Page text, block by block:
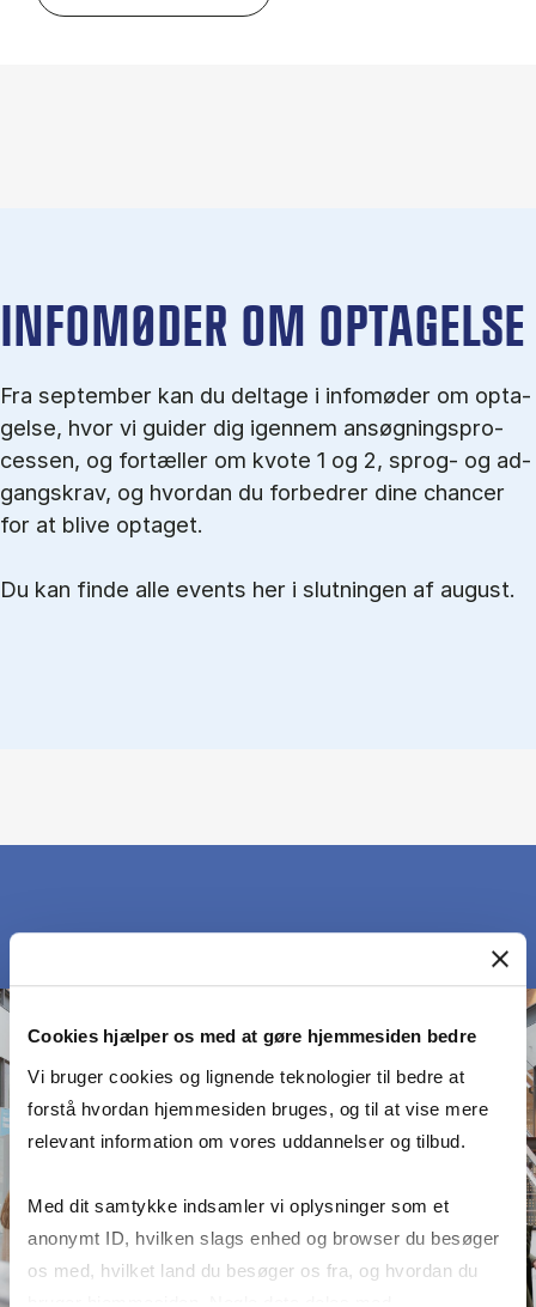
Cookies hjælper os med at gøre hjemmesiden bedre
Vi bruger cookies og lignende teknologier til bedre at
forstå hvordan hjemmesiden bruges, og til at vise mere
relevant information om vores uddannelser og tilbud.
Med dit samtykke indsamler vi oplysninger som et
anonymt ID, hvilken slags enhed og browser du besøger
os med, hvilket land du besøger os fra, og hvordan du
IN­FO­MØ­DER OM OP­TA­GEL­SE
Fra september kan du del­tage i in­fo­mø­der om op­ta­
gel­se, hvor vi gu­i­der dig igen­nem an­søg­nings­pro­
ces­sen, og for­tæl­ler om kvo­te 1 og 2, sprog- og ad­
gangs­krav, og hvordan du forbedrer dine chancer
for at blive optaget.
Du kan finde alle events her i slutningen af august.